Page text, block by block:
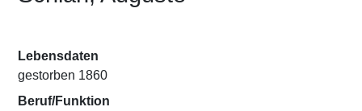
Lebensdaten
gestorben 1860
Beruf/Funktion